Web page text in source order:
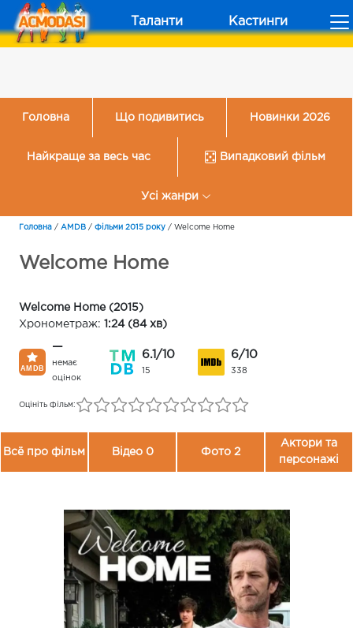
Таланти Кастинги
Головна Що подивитись Новинки 2026
Найкраще за весь час Випадковий фільм
Усі жанри
Головна / AMDB / Фільми 2015 року / Welcome Home
Welcome Home
Welcome Home (2015)
Хронометраж: 1:24 (84 хв)
—
немає
оцінок
6.1/10
15
6/10
338
Оцініть фільм:
Всё про фільм Відео 0 Фото 2
Актори та
персонажі